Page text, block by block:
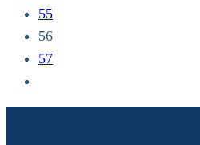
55
56
57